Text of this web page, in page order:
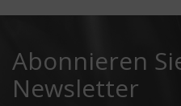
Abonnieren
Newsletter